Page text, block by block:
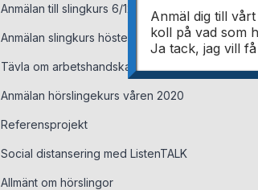
Anmälan till slingkurs 6/12
Anmälan slingkurs hösten 2019
Tävla om arbetshandskar från Gig Gear
Anmälan hörslingekurs våren 2020
Referensprojekt
Social distansering med ListenTALK
Allmänt om hörslingor
Anmäl dig till
koll på vad som
Ja tack, jag vill